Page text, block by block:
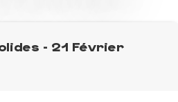
- 21 Février